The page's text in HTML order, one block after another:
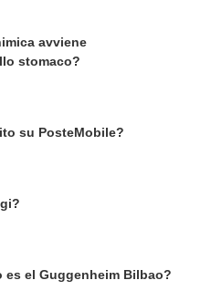
avviene
stomaco?
su PosteMobile?
es el Guggenheim Bilbao?